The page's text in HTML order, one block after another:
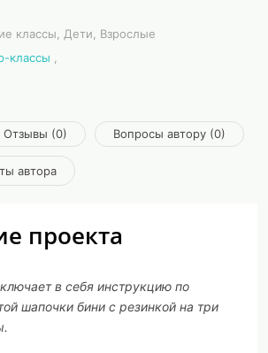
классы, Дети, Взрослые
классы
Отзывы (0) Вопросы автору (0)
автора
проекта
в себя инструкцию по
шапочки бини с резинкой на три